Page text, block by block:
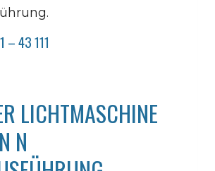
– 43 111
LICHTMASCHINE
N